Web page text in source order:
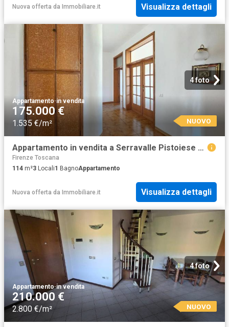
Nuova offerta da Immobiliare.it Visualizza dettagli
4 foto
Appartamento·in vendita
175.000 €
1.535 €/m² NUOVO
Appartamento in vendita a Serravalle Pistoiese PT
Firenze Toscana
114 m²3 Locali1 BagnoAppartamento
Nuova offerta da Immobiliare.it Visualizza dettagli
4 foto
Appartamento·in vendita
210.000 €
2.800 €/m² NUOVO